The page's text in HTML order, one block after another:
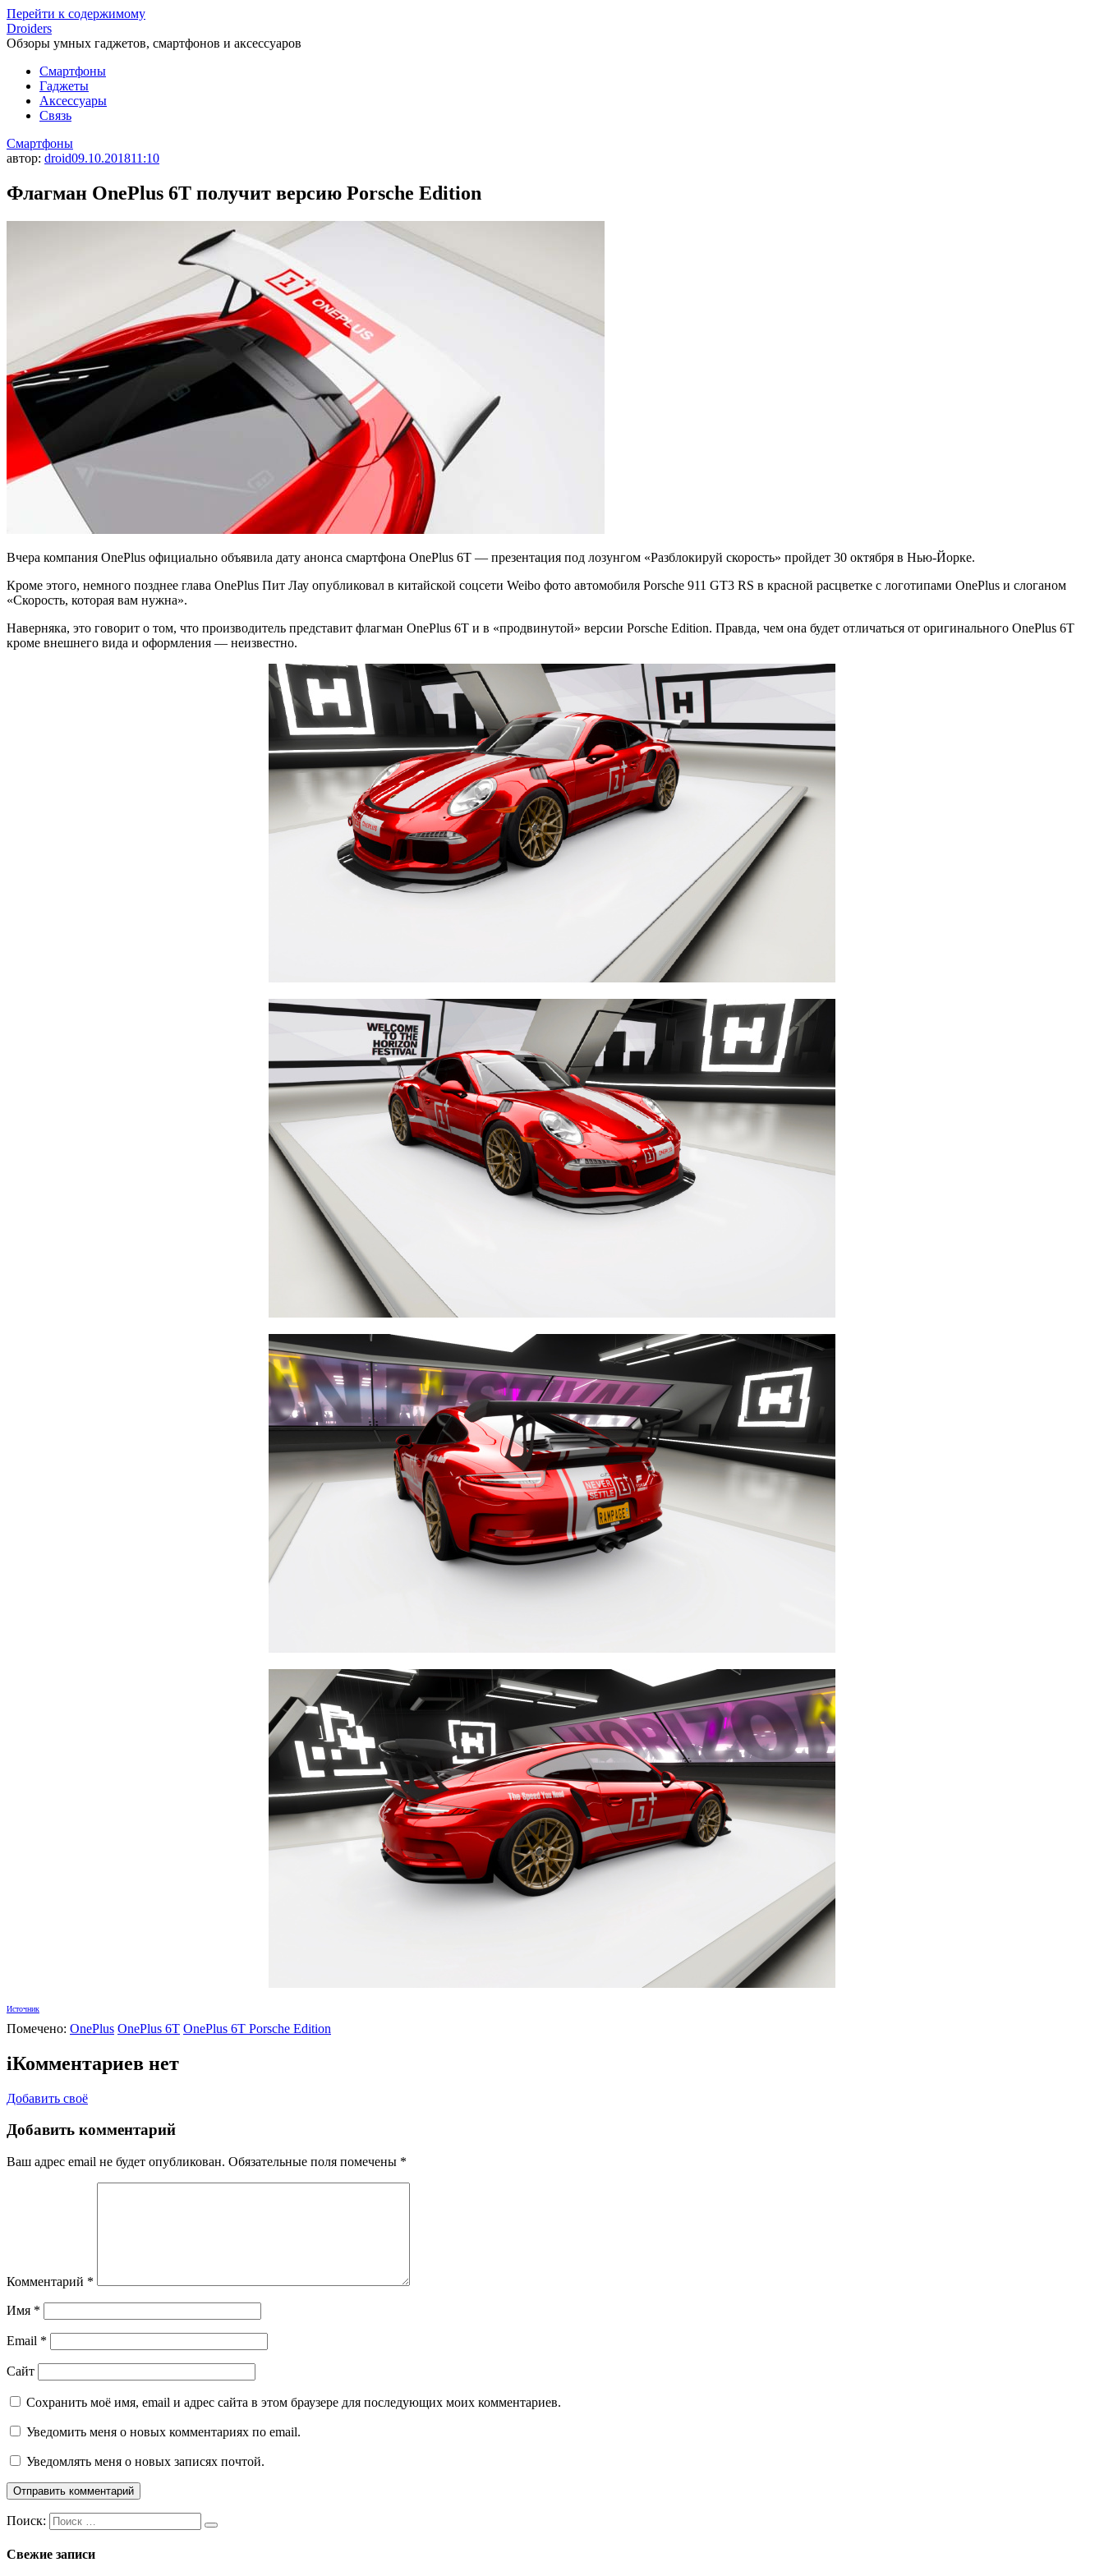
Перейти к содержимому
Droiders
Обзоры умных гаджетов, смартфонов и аксессуаров
Смартфоны
Гаджеты
Аксессуары
Связь
Смартфоны
автор: droid09.10.201811:10
Флагман OnePlus 6T получит версию Porsche Edition
Вчера компания OnePlus официально объявила дату анонса смартфона OnePlus 6T — презентация под лозунгом «Разблокируй скорость» пройдет 30 октября в Нью-Йорке.
Кроме этого, немного позднее глава OnePlus Пит Лау опубликовал в китайской соцсети Weibo фото автомобиля Porsche 911 GT3 RS в красной расцветке с логотипами OnePlus и слоганом
«Скорость, которая вам нужна».
Наверняка, это говорит о том, что производитель представит флагман OnePlus 6T и в «продвинутой» версии Porsche Edition. Правда, чем она будет отличаться от оригинального OnePlus 6T
кроме внешнего вида и оформления — неизвестно.
Источник
Помечено: OnePlus OnePlus 6T OnePlus 6T Porsche Edition
iКомментариев нет
Добавить своё
Добавить комментарий
Ваш адрес email не будет опубликован. Обязательные поля помечены *
Комментарий *
Имя *
Email *
Сайт
Сохранить моё имя, email и адрес сайта в этом браузере для последующих моих комментариев.
Уведомить меня о новых комментариях по email.
Уведомлять меня о новых записях почтой.
Поиск:
Свежие записи